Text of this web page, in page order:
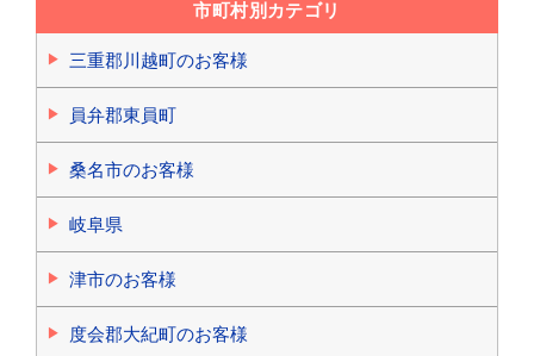
市町村別カテゴリ
三重郡川越町のお客様
員弁郡東員町
桑名市のお客様
岐阜県
津市のお客様
度会郡大紀町のお客様